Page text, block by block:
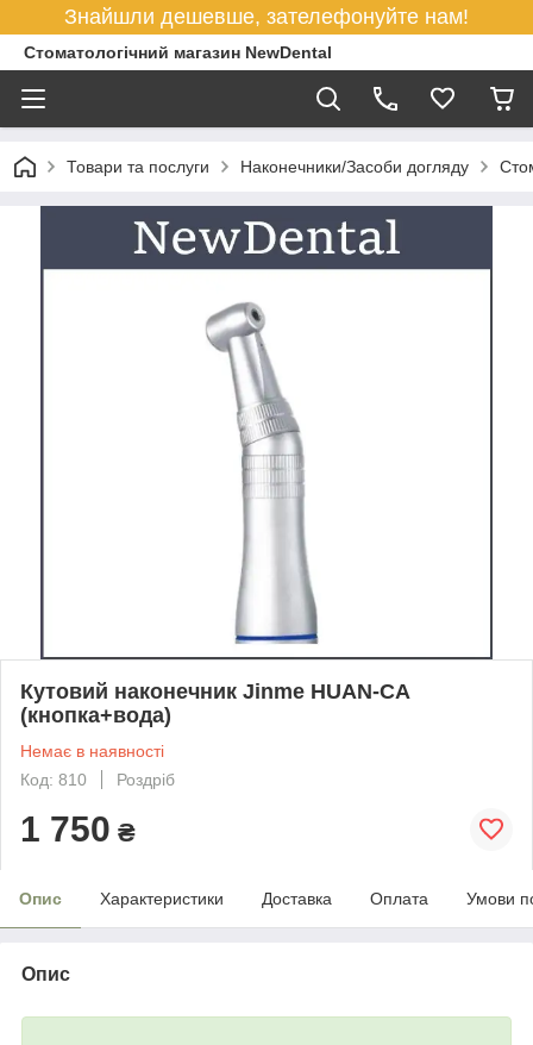
Знайшли дешевше, зателефонуйте нам!
Стоматологічний магазин NewDental
Товари та послуги Наконечники/Засоби догляду
Кутовий наконечник Jinme HUAN-CA
(кнопка+вода)
Немає в наявності
Код: 810
Роздріб
1 750 ₴
Опис Характеристики Доставка Оплата Умови
Опис